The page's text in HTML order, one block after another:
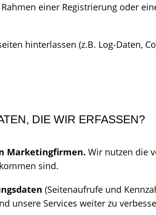
einer Registrierung oder
hinterlassen (z.B. Log-Daten,
DIE WIR ERFASSEN?
Marketingfirmen. Wir nutzen die
sind.
(Seitenaufrufe und
unsere Services weiter zu